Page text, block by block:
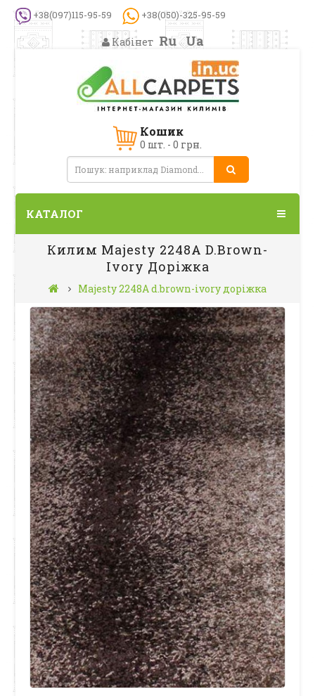
+38(097)115-95-59 +38(050)-325-95-59
Кабінет Ru Ua
Кошик
0 шт. - 0 грн.
КАТАЛОГ
Килим Majesty 2248A D.brown-
Ivory Доріжка
Majesty 2248A d.brown-ivory доріжка